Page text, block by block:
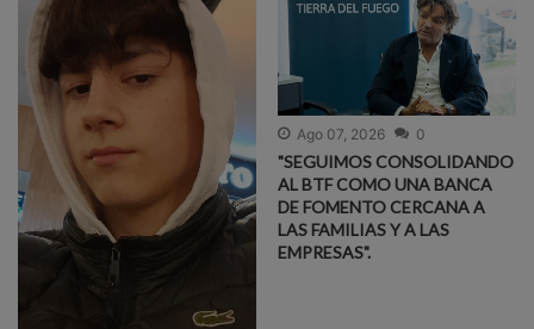
Ago 07, 2026 0
"SEGUIMOS CONSOLIDANDO
AL BTF COMO UNA BANCA
DE FOMENTO CERCANA A
LAS FAMILIAS Y A LAS
EMPRESAS".